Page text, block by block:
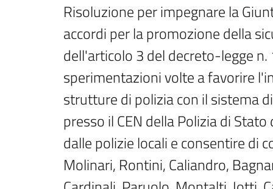
Risoluzione per impegnare la
accordi per la promozione della
dell'articolo 3 del decreto-legge
sperimentazioni volte a favorire
strutture di polizia con il sistema
presso il CEN della Polizia di
dalle polizie locali e consentire di
Molinari, Rontini, Caliandro,